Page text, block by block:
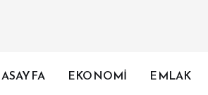
EKONOMİ EMLAK